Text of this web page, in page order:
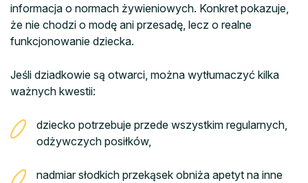
informacja o normach żywieniowych. Konkret pokazuje,
że nie chodzi o modę ani przesadę, lecz o realne
funkcjonowanie dziecka.
Jeśli dziadkowie są otwarci, można wytłumaczyć kilka
ważnych kwestii:
dziecko potrzebuje przede wszystkim regularnych,
odżywczych posiłków,
nadmiar słodkich przekąsek obniża apetyt na inne